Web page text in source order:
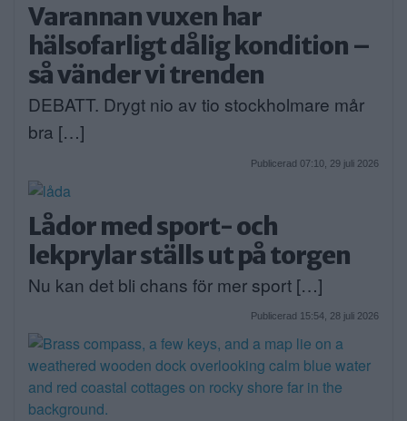
Varannan vuxen har
hälsofarligt dålig kondition –
så vänder vi trenden
DEBATT. Drygt nio av tio stockholmare mår
bra […]
Publicerad 07:10, 29 juli 2026
Lådor med sport- och
lekprylar ställs ut på torgen
Nu kan det bli chans för mer sport […]
Publicerad 15:54, 28 juli 2026